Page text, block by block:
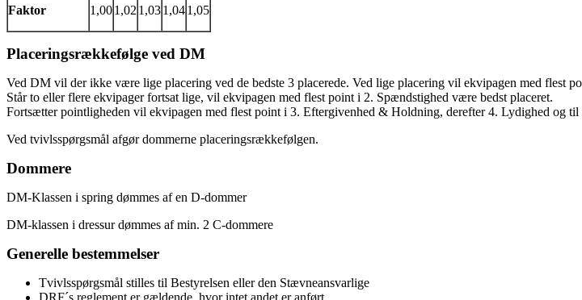
Faktor 1,001,02 1,031,041,05
Placeringsrækkefølge ved DM
Ved DM vil der ikke være lige placering ved de bedste 3 placerede. Ved lige placering vil ekvipagen med flest
Står to eller flere ekvipager fortsat lige, vil ekvipagen med flest point i 2. Spændstighed være bedst placeret.
Fortsætter pointligheden vil ekvipagen med flest point i 3. Eftergivenhed & Holdning, derefter 4. Lydighed og til
Ved tvivlsspørgsmål afgør dommerne placeringsrækkefølgen.
Dommere
DM-Klassen i spring dømmes af en D-dommer
DM-klassen i dressur dømmes af min. 2 C-dommere
Generelle bestemmelser
Tvivlsspørgsmål stilles til Bestyrelsen eller den Stævneansvarlige
DRF´s reglement er gældende, hvor intet andet er anført